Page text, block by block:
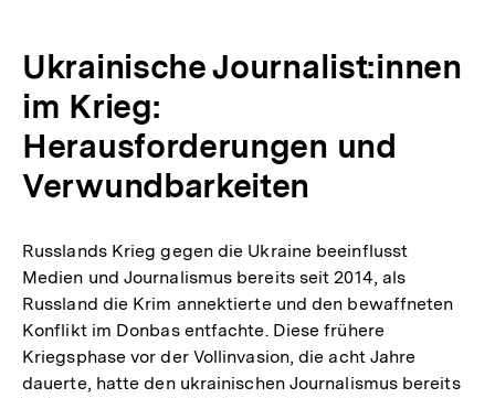
Ukrainische Journalist:innen
im Krieg:
Herausforderungen und
Verwundbarkeiten
Russlands Krieg gegen die Ukraine beeinflusst
Medien und Journalismus bereits seit 2014, als
Russland die Krim annektierte und den bewaffneten
Konflikt im Donbas entfachte. Diese frühere
Kriegsphase vor der Vollinvasion, die acht Jahre
dauerte, hatte den ukrainischen Journalismus bereits